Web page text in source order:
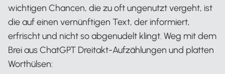
wichtigen Chancen, die zu oft ungenutzt vergeht, ist
die auf einen vernünftigen Text, der informiert,
erfrischt und nicht so abgenudelt klingt. Weg mit dem
Brei aus ChatGPT Dreitakt-Aufzählungen und platten
Worthülsen: